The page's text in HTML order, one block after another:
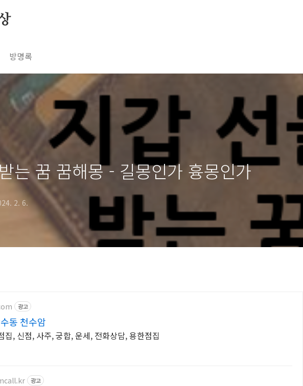
방명록
는 꿈 꿈해몽 - 길몽인가 흉몽인가
2. 6.
광고
동 천수암
집, 신점, 사주, 궁합, 운세, 전화상담, 용한점집
광고